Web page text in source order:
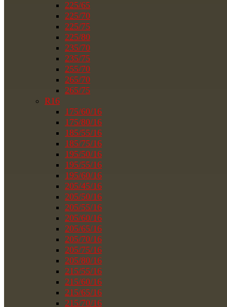
225/65
225/70
225/75
225/80
235/70
235/75
255/70
265/70
265/75
R16
175/60/16
175/80/16
185/55/16
185/75/16
195/50/16
195/55/16
195/60/16
205/45/16
205/50/16
205/55/16
205/60/16
205/65/16
205/70/16
205/75/16
205/80/16
215/55/16
215/60/16
215/65/16
215/70/16